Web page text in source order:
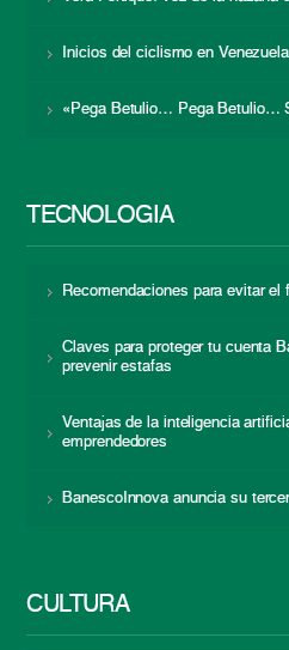
Inicios del ciclismo en Venezuela
«Pega Betulio… Pega Betulio…
TECNOLOGÍA
Recomendaciones para evitar el
Claves para proteger tu cuenta
prevenir estafas
Ventajas de la inteligencia
emprendedores
BanescoInnova anuncia su
CULTURA